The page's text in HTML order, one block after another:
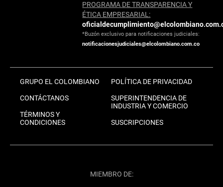
PROGRAMA DE TRANSPARENCIA Y
ÉTICA EMPRESARIAL:
*Buzón exclusivo para notificaciones judiciales:
notificacionesjudiciales@elcolombiano.com.co
GRUPO EL COLOMBIANO
CONTÁCTANOS
TÉRMINOS Y
CONDICIONES
POLÍTICA DE PRIVACIDAD
SUPERINTENDENCIA DE
INDUSTRIA Y COMERCIO
SUSCRIPCIONES
MIEMBRO DE: